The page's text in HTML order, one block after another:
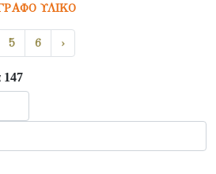
ΥΛΙΚΟ
5 6 ›
147